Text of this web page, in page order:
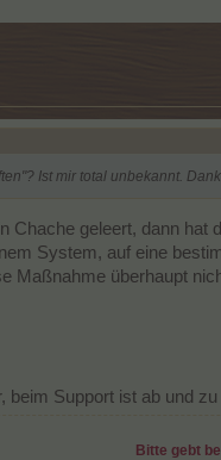
Ist mir total unbekannt.
Chache geleert, dann
System, auf eine
Maßnahme überhaupt
beim Support ist ab und
Bitte gebt